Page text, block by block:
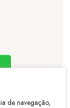
de navegação,